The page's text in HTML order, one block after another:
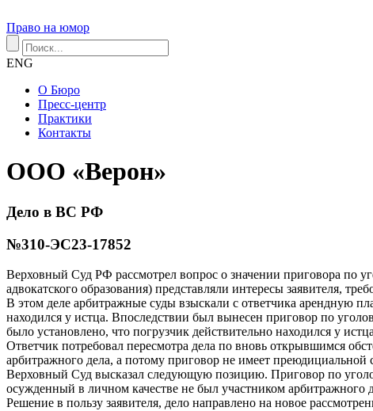
Право на юмор
ENG
О Бюро
Пресс-центр
Практики
Контакты
ООО «Верон»
Дело в ВС РФ
№310-ЭС23-17852
Верховный Суд РФ рассмотрел вопрос о значении приговора по
адвокатского образования) представляли интересы заявителя,
В этом деле арбитражные суды взыскали с ответчика арендную
находился у истца. Впоследствии был вынесен приговор по
было установлено, что погрузчик действительно находился у
Ответчик потребовал пересмотра дела по вновь открывшимся
арбитражного дела, а потому приговор не имеет преюдициальной
Верховный Суд высказал следующую позицию. Приговор по
осужденный в личном качестве не был участником арбитражного
Решение в пользу заявителя, дело направлено на новое